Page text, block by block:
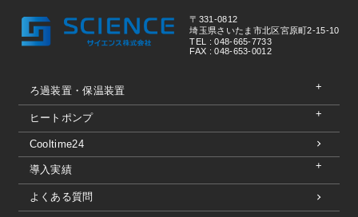
〒331-0812
埼玉県さいたま市北区宮原町2-15-10
TEL : 048-665-7733
FAX : 048-653-0012
ろ過装置・保温装置
ヒートポンプ
Cooltime24
導入実績
よくある質問